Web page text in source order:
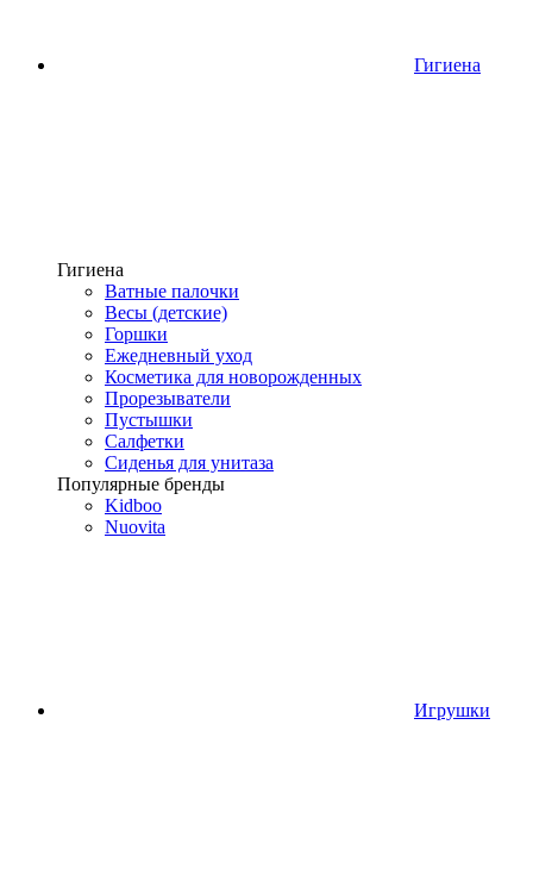
Гигиена
Гигиена
Ватные палочки
Весы (детские)
Горшки
Ежедневный уход
Косметика для новорожденных
Прорезыватели
Пустышки
Салфетки
Сиденья для унитаза
Популярные бренды
Kidboo
Nuovita
Игрушки